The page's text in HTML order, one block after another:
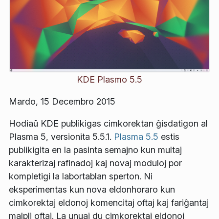
KDE Plasmo 5.5
Mardo, 15 Decembro 2015
Hodiaŭ KDE publikigas cimkorektan ĝisdatigon al
Plasma 5, versionita 5.5.1. Plasma 5.5 estis
publikigita en la pasinta semajno kun multaj
karakterizaj rafinadoj kaj novaj moduloj por
kompletigi la labortablan sperton. Ni
eksperimentas kun nova eldonhoraro kun
cimkorektaj eldonoj komencitaj oftaj kaj fariĝantaj
malpli oftaj. La unuaj du cimkorektaj eldonoj